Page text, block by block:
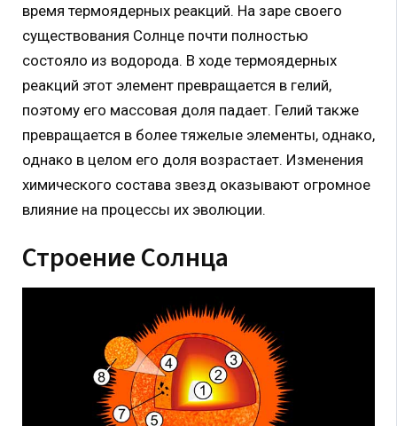
время термоядерных реакций. На заре своего
существования Солнце почти полностью
состояло из водорода. В ходе термоядерных
реакций этот элемент превращается в гелий,
поэтому его массовая доля падает. Гелий также
превращается в более тяжелые элементы, однако,
однако в целом его доля возрастает. Изменения
химического состава звезд оказывают огромное
влияние на процессы их эволюции.
Строение Солнца